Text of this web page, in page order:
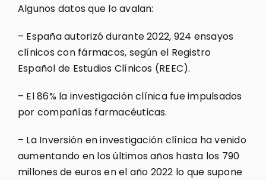
Algunos datos que lo avalan:
– España autorizó durante 2022, 924 ensayos
clínicos con fármacos, según el Registro
Español de Estudios Clínicos (REEC).
– El 86% la investigación clínica fue impulsados
por compañías farmacéuticas.
– La Inversión en investigación clínica ha venido
aumentando en los últimos años hasta los 790
millones de euros en el año 2022 lo que supone